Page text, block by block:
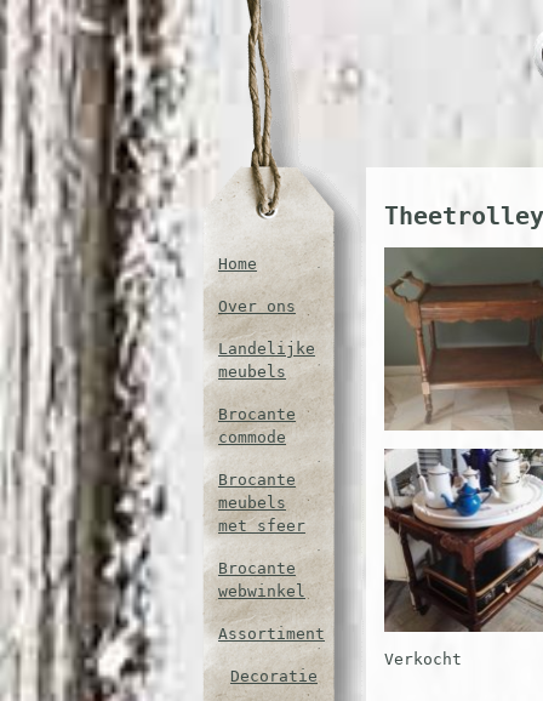
Home
Over ons
Landelijke
meubels
Brocante
commode
Brocante
meubels
met sfeer
Brocante
webwinkel
Assortiment
Decoratie
Verkocht